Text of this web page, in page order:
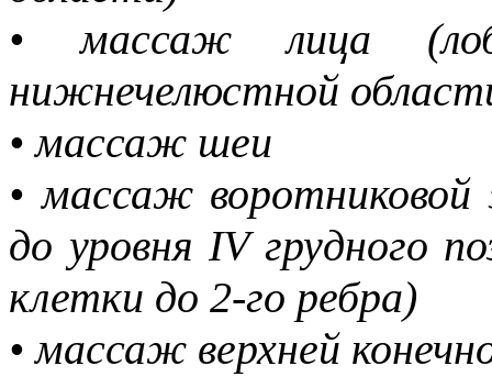
• массаж лица
нижнечелюстной
• массаж шеи
• массаж воротниковой
до уровня IV грудного
клетки до 2-го ребра)
• массаж верхней